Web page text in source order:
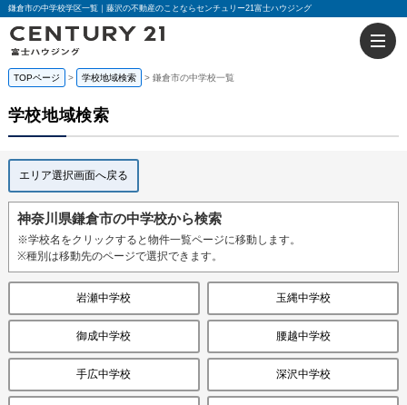
鎌倉市の中学校学区一覧｜藤沢の不動産のことならセンチュリー21富士ハウジング
TOPページ 学校地域検索 鎌倉市の中学校一覧
学校地域検索
エリア選択画面へ戻る
神奈川県鎌倉市の中学校から検索
※学校名をクリックすると物件一覧ページに移動します。
※種別は移動先のページで選択できます。
岩瀬中学校 玉縄中学校
御成中学校 腰越中学校
手広中学校 深沢中学校